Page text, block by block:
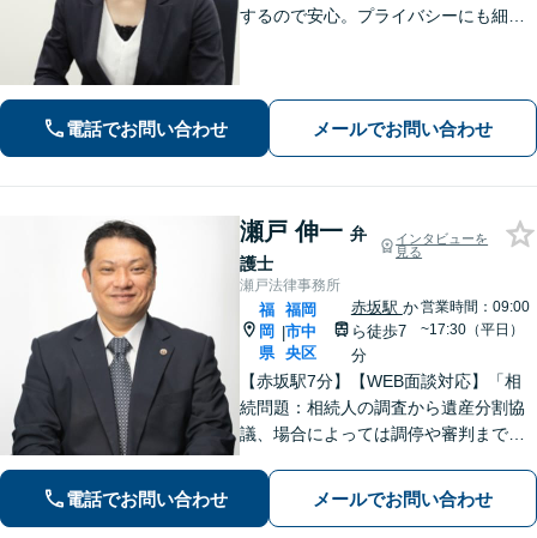
するので安心。プライバシーにも細心
い。【完全個室で相談】【駐車場あ
り】
電話でお問い合わせ メールでお問い合わせ
瀬戸 伸一 弁
護士
インタビューを
見る
瀬戸法律事務所
福
岡
県
|
福岡
市中
央区
赤坂駅 か
ら徒歩7
分
営業時間：09:00
~17:30（平日）
【赤坂駅7分】【WEB面談対応】「相
続問題：相続人の調査から遺産分割協
議、場合によっては調停や審判まで、
す」「インターネット：掲示板やSN
S、ブログでの誹謗中傷に対する削除請
電話でお問い合わせ メールでお問い合わせ